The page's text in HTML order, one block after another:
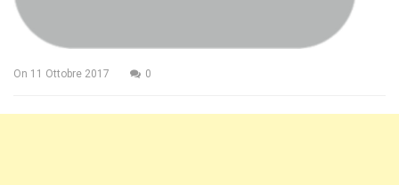
On 11 Ottobre 2017 0